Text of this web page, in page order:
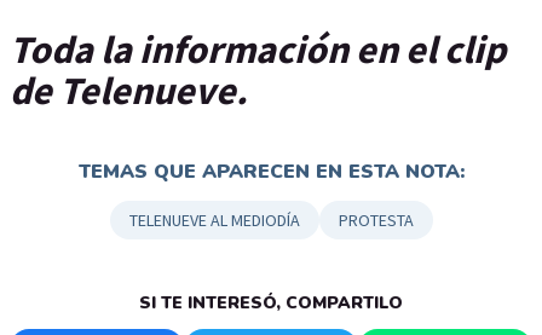
Toda la información en el clip
de Telenueve.
TEMAS QUE APARECEN EN ESTA NOTA:
TELENUEVE AL MEDIODÍA PROTESTA
SI TE INTERESÓ, COMPARTILO